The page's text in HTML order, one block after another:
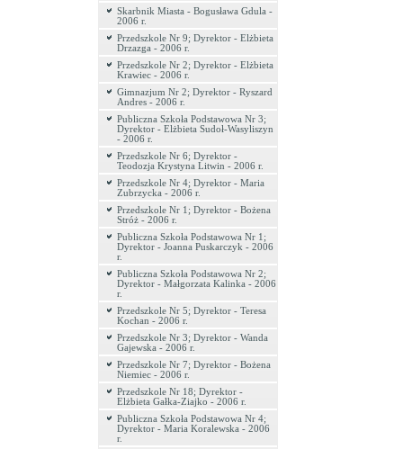
Skarbnik Miasta - Bogusława Gdula -
2006 r.
Przedszkole Nr 9; Dyrektor - Elżbieta
Drzazga - 2006 r.
Przedszkole Nr 2; Dyrektor - Elżbieta
Krawiec - 2006 r.
Gimnazjum Nr 2; Dyrektor - Ryszard
Andres - 2006 r.
Publiczna Szkoła Podstawowa Nr 3;
Dyrektor - Elżbieta Sudoł-Wasyliszyn
- 2006 r.
Przedszkole Nr 6; Dyrektor -
Teodozja Krystyna Litwin - 2006 r.
Przedszkole Nr 4; Dyrektor - Maria
Zubrzycka - 2006 r.
Przedszkole Nr 1; Dyrektor - Bożena
Stróż - 2006 r.
Publiczna Szkoła Podstawowa Nr 1;
Dyrektor - Joanna Puskarczyk - 2006
r.
Publiczna Szkoła Podstawowa Nr 2;
Dyrektor - Małgorzata Kalinka - 2006
r.
Przedszkole Nr 5; Dyrektor - Teresa
Kochan - 2006 r.
Przedszkole Nr 3; Dyrektor - Wanda
Gajewska - 2006 r.
Przedszkole Nr 7; Dyrektor - Bożena
Niemiec - 2006 r.
Przedszkole Nr 18; Dyrektor -
Elżbieta Gałka-Ziajko - 2006 r.
Publiczna Szkoła Podstawowa Nr 4;
Dyrektor - Maria Koralewska - 2006
r.